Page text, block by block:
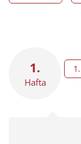
1.
Hafta